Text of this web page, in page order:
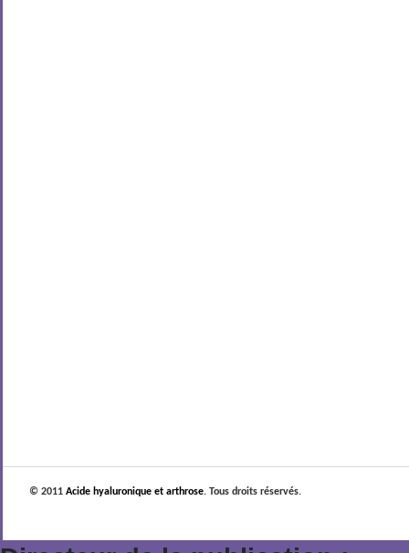
© 2011Acide hyaluronique et arthrose. Tous droits réservés.